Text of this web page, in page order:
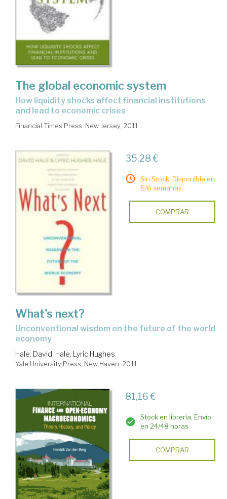
The global economic system
how liquidity shocks affect financial institutions
and lead to economic crises
Financial Times Press. New Jersey, 2011
35,28 €
Sin Stock. Disponible en
5/6 semanas.
COMPRAR
What's next?
unconventional wisdom on the future of the world
economy
Hale, David; Hale, Lyric Hughes
Yale University Press. New Haven, 2011
81,16 €
Stock en librería. Envío
en 24/48 horas
COMPRAR